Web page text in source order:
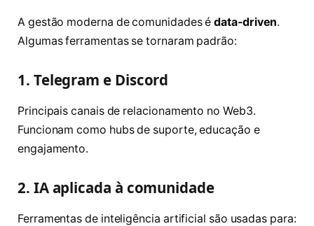
A gestão moderna de comunidades édata-driven.
Algumas ferramentas se tornaram padrão:
1. Telegram e Discord
Principais canais de relacionamento no Web3.
Funcionam como hubs de suporte, educação e
engajamento.
2. IA aplicada à comunidade
Ferramentas de inteligência artificial são usadas para: